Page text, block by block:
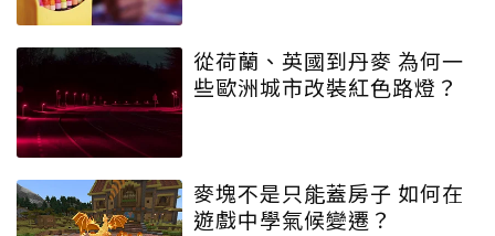
從荷蘭、英國到丹麥 為何一
些歐洲城市改裝紅色路燈？
麥塊不是只能蓋房子 如何在
遊戲中學氣候變遷？